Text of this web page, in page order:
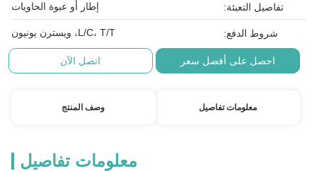
تفاصيل التعبئة: إطار أو عبوة الحاويات
شروط الدفع: L/C، T/T، ويسترن يونيون
احصل على أفضل سعر اتصل الآن
معلومات تفاصيل وصف المنتج
معلومات تفاصيل